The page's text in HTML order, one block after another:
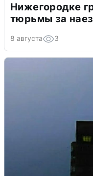
Нижегородке
тюрьмы за
8 августа 3